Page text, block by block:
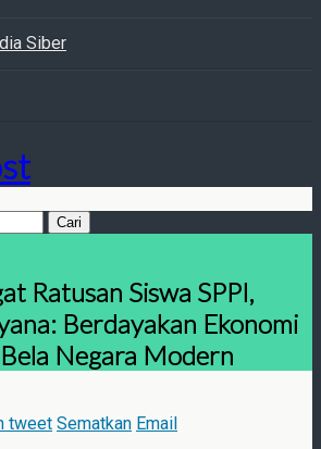
Siber
Ratusan Siswa SPPI,
Berdayakan Ekonomi
Negara Modern
tweet Sematkan Email